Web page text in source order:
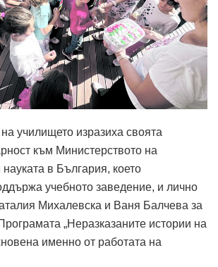
училището изразиха своята
към Министерството на
в България, което
учебното заведение, и лично
Михалевска и Ваня Балчева за
„Неразказаните истории на
именно от работата на